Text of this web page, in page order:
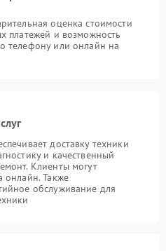
оценка стоимости
платежей и возможность
телефону или онлайн на
доставку техники
и качественный
Клиенты могут
онлайн. Также
обслуживание для